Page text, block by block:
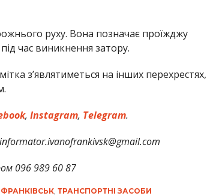
руху. Вона позначає проїжджу
час виникнення затору.
з’являтиметься на інших перехрестях,
, Instagram, Telegram.
096 989 60 87
, ТРАНСПОРТНІ ЗАСОБИ